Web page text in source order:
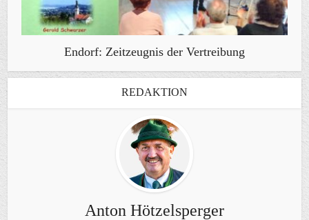
Endorf: Zeitzeugnis der Vertreibung
REDAKTION
Anton Hötzelsperger